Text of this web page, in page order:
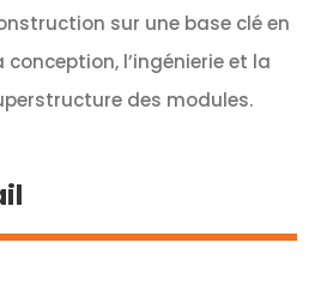
sur une base clé en
l’ingénierie et la
des modules.